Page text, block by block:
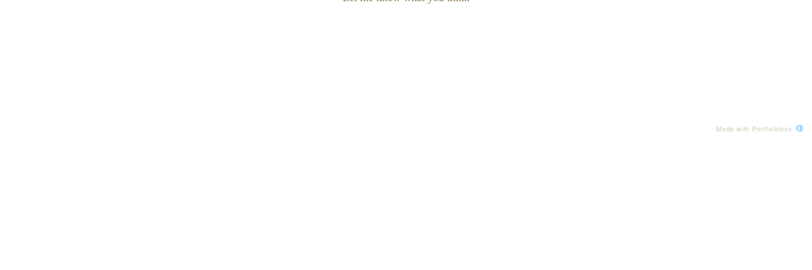
Made with Portfoliobox